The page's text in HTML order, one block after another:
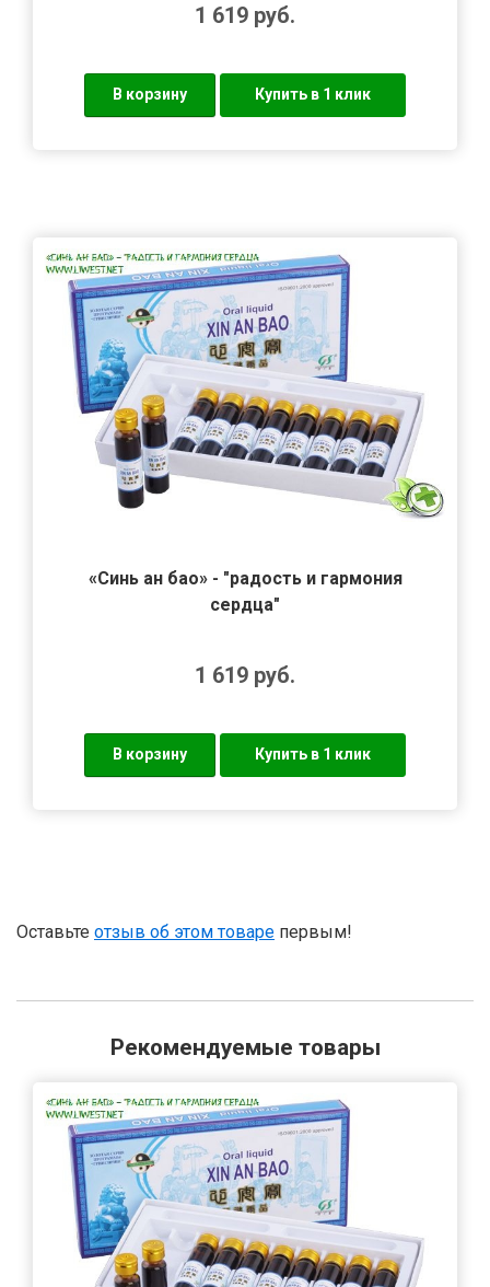
1 619 руб.
«Синь ан бао» - "радость и гармония
сердца"
1 619 руб.
Оставьте отзыв об этом товаре первым!
Рекомендуемые товары